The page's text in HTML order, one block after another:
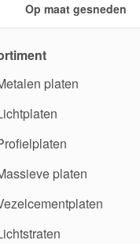
Op maat gesneden
platen
platen